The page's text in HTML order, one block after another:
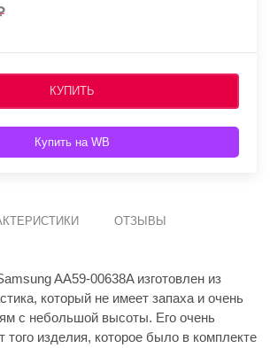
КУПИТЬ
Купить на WB
ОТЗЫВЫ
AA59-00638A изготовлен из
который не имеет запаха и очень
с небольшой высоты. Его очень
того изделия, которое было в комплекте